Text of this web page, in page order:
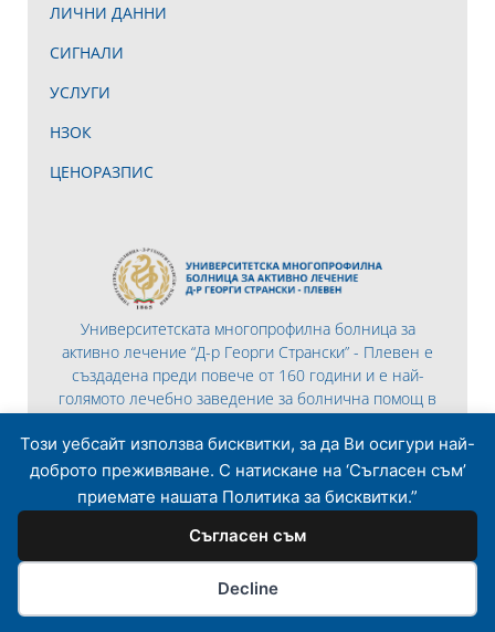
Този уебсайт използва бисквитки, за да Ви осигури най-
доброто преживяване. С натискане на ‘Съгласен съм’
приемате нашата Политика за бисквитки.”
Съгласен съм
Decline
Университетската многопрофилна болница за
активно лечение “Д-р Георги Странски” - Плевен е
създадена преди повече от 160 години и е най-
голямото лечебно заведение за болнична помощ в
ЛИЧНИ ДАННИ
СИГНАЛИ
УСЛУГИ
НЗОК
ЦЕНОРАЗПИС
© 2026 Всички права запазени | Разработено то
Lemon Graphics